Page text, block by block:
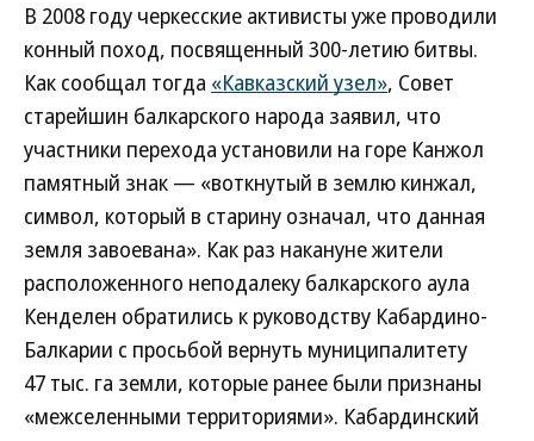
В 2008 году черкесские активисты уже проводили
конный поход, посвященный 300-летию битвы.
Как сообщал тогда «Кавказский узел», Совет
старейшин балкарского народа заявил, что
участники перехода установили на горе Канжол
памятный знак — «воткнутый в землю кинжал,
символ, который в старину означал, что данная
земля завоевана». Как раз накануне жители
расположенного неподалеку балкарского аула
Кенделен обратились к руководству Кабардино-
Балкарии с просьбой вернуть муниципалитету
47 тыс. га земли, которые ранее были признаны
«межселенными территориями». Кабардинский